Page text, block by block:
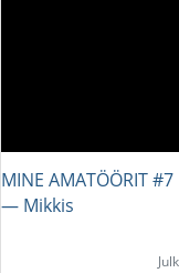
MINE AMATÖÖRIT #7
― Mikkis